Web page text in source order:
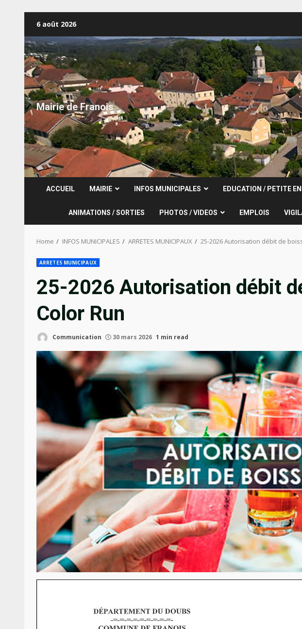
content
6 août 2026
Mairie de Franois
ACCUEIL MAIRIE INFOS MUNICIPALES EDUCATION / PETITE
ANIMATIONS / SORTIES PHOTOS / VIDEOS EMPLOIS
Home INFOS MUNICIPALES ARRETES MUNICIPAUX 25-2026 Autorisation débit de
ARRETES MUNICIPAUX
25-2026 Autorisation débit
Color Run
Communication 30 mars 2026 1 min read